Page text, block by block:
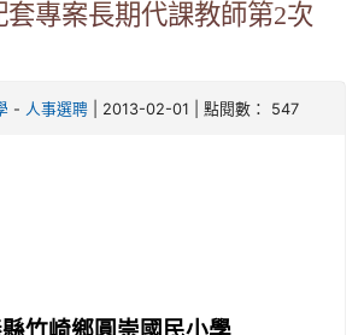
套專案長期代課教師第2次
- 人事選聘| 2013-02-01 | 點閱數： 547